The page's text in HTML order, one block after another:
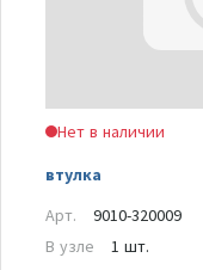
Нет в наличии
втулка
Арт.
9010-320009
В узле
1 шт.